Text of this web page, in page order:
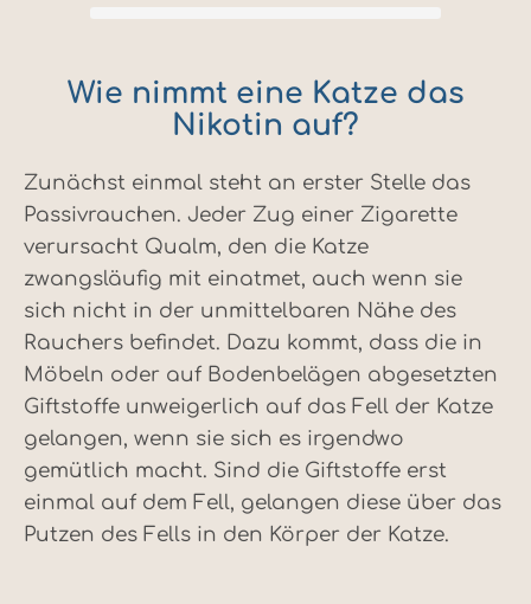
Wie nimmt eine Katze das
Nikotin auf?
Zunächst einmal steht an erster Stelle das
Passivrauchen. Jeder Zug einer Zigarette
verursacht Qualm, den die Katze
zwangsläufig mit einatmet, auch wenn sie
sich nicht in der unmittelbaren Nähe des
Rauchers befindet. Dazu kommt, dass die in
Möbeln oder auf Bodenbelägen abgesetzten
Giftstoffe unweigerlich auf das Fell der Katze
gelangen, wenn sie sich es irgendwo
gemütlich macht. Sind die Giftstoffe erst
einmal auf dem Fell, gelangen diese über das
Putzen des Fells in den Körper der Katze.